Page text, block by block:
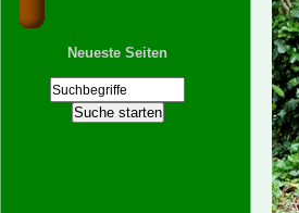
Neueste Seiten